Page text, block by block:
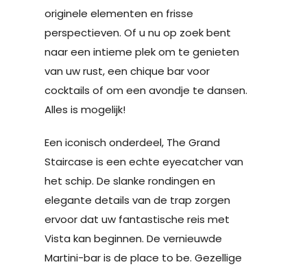
originele elementen en frisse
perspectieven. Of u nu op zoek bent
naar een intieme plek om te genieten
van uw rust, een chique bar voor
cocktails of om een avondje te dansen.
Alles is mogelijk!
Een iconisch onderdeel, The Grand
Staircase is een echte eyecatcher van
het schip. De slanke rondingen en
elegante details van de trap zorgen
ervoor dat uw fantastische reis met
Vista kan beginnen. De vernieuwde
Martini-bar is de place to be. Gezellige